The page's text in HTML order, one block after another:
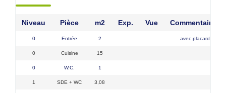
Niveau Pièce m2 Exp. Vue Commentaires
0 Entrée 2 avec placard
0 Cuisine 15
0 W.C. 1
1 SDE + WC 3,08